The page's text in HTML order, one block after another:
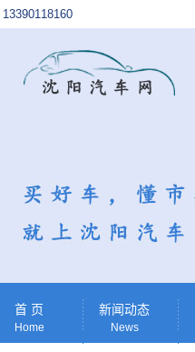
13390118160
首 页
Home
新闻动态
News